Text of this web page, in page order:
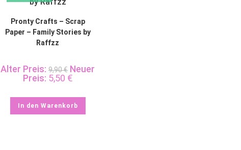
Pronty Crafts – Scrap
Paper – Family Stories by
Raffzz
Alter Preis: 9,90€ Neuer
Preis: 5,50 €
In den Warenkorb